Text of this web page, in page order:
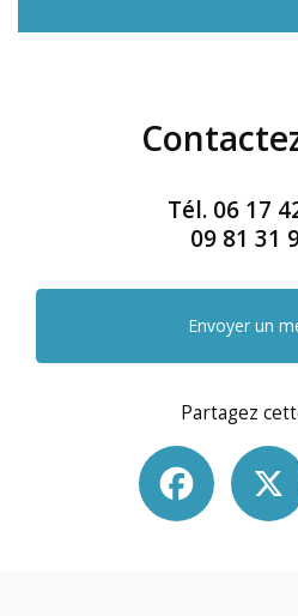
Tél. 06 17
09 81 31
Envoyer un
Partagez
Facebook